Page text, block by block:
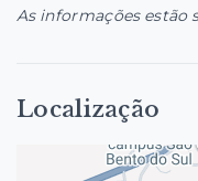
As informações estão
Localização